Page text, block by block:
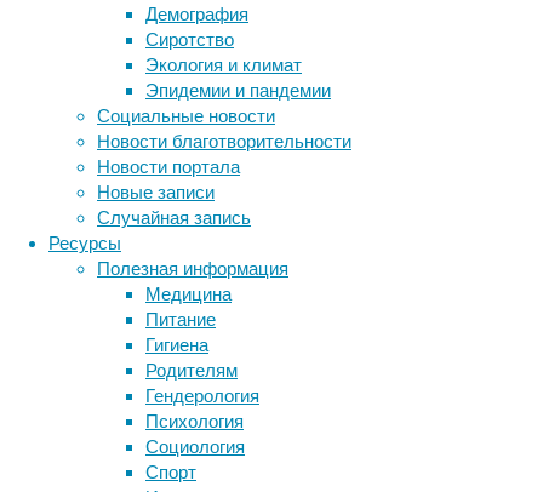
Демография
Сиротство
Экология и климат
Эпидемии и пандемии
Социальные новости
Новости благотворительности
Новости портала
Новые записи
Случайная запись
Ресурсы
Полезная информация
Медицина
Питание
Гигиена
Родителям
Гендерология
Психология
Социология
Спорт
произвольным
образом.
Ученые
добились
средней
степени
совпадения
(fidelity)
результатов
работы
двухкубитных
вентилей